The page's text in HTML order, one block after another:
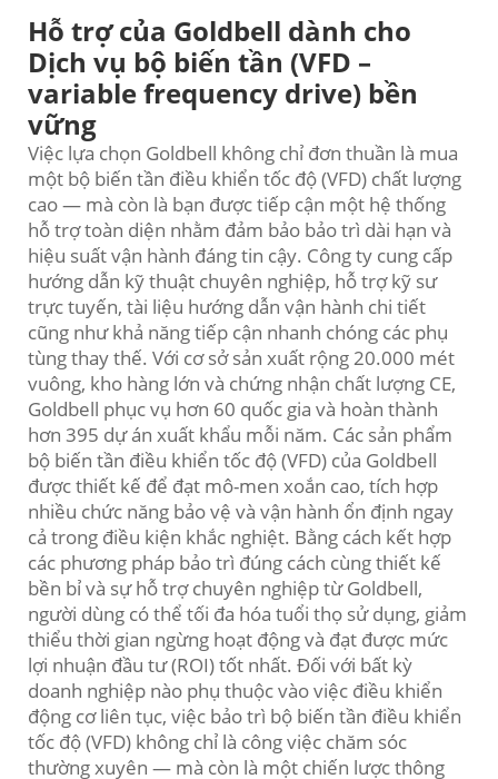
Hỗ trợ của Goldbell dành cho
Dịch vụ bộ biến tần (VFD –
variable frequency drive) bền
vững
Việc lựa chọn Goldbell không chỉ đơn thuần là mua
một bộ biến tần điều khiển tốc độ (VFD) chất lượng
cao — mà còn là bạn được tiếp cận một hệ thống
hỗ trợ toàn diện nhằm đảm bảo bảo trì dài hạn và
hiệu suất vận hành đáng tin cậy. Công ty cung cấp
hướng dẫn kỹ thuật chuyên nghiệp, hỗ trợ kỹ sư
trực tuyến, tài liệu hướng dẫn vận hành chi tiết
cũng như khả năng tiếp cận nhanh chóng các phụ
tùng thay thế. Với cơ sở sản xuất rộng 20.000 mét
vuông, kho hàng lớn và chứng nhận chất lượng CE,
Goldbell phục vụ hơn 60 quốc gia và hoàn thành
hơn 395 dự án xuất khẩu mỗi năm. Các sản phẩm
bộ biến tần điều khiển tốc độ (VFD) của Goldbell
được thiết kế để đạt mô-men xoắn cao, tích hợp
nhiều chức năng bảo vệ và vận hành ổn định ngay
cả trong điều kiện khắc nghiệt. Bằng cách kết hợp
các phương pháp bảo trì đúng cách cùng thiết kế
bền bỉ và sự hỗ trợ chuyên nghiệp từ Goldbell,
người dùng có thể tối đa hóa tuổi thọ sử dụng, giảm
thiểu thời gian ngừng hoạt động và đạt được mức
lợi nhuận đầu tư (ROI) tốt nhất. Đối với bất kỳ
doanh nghiệp nào phụ thuộc vào việc điều khiển
động cơ liên tục, việc bảo trì bộ biến tần điều khiển
tốc độ (VFD) không chỉ là công việc chăm sóc
thường xuyên — mà còn là một chiến lược thông